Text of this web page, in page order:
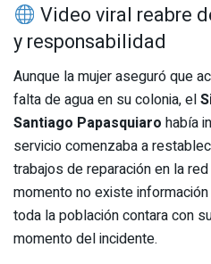
Video viral reabre
y responsabilidad
Aunque la mujer aseguró que
falta de agua en su colonia, el
Santiago Papasquiaro había
servicio comenzaba a
trabajos de reparación en la
momento no existe
toda la población contara con
momento del incidente.